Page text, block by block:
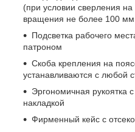
(при условии сверления
вращения не более 100
Подсветка рабочего
патроном
Скоба крепления на
устанавливаются с любой
Эргономичная рукоятка
накладкой
Фирменный кейс с